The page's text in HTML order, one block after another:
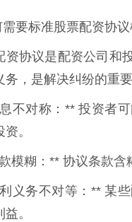
要标准股票配资协
资协议是配资公司和
务，是解决纠纷的重
不对称：** 投资者
。
模糊：** 协议条款含
义务不对等：** 某
。